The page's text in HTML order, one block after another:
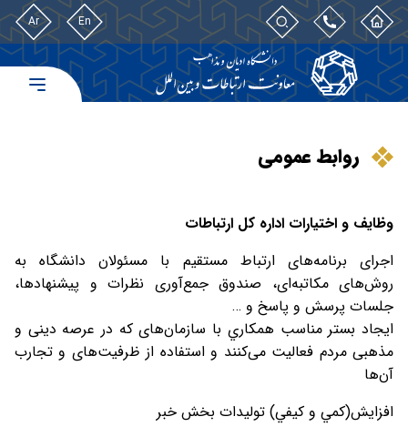
En
Ar
روابط عمومی
وظایف و اختیارات اداره کل ارتباطات
اجرای برنامه‌های ارتباط مستقیم با مسئولان دانشگاه به
روش‌های مکاتبه‌ای، صندوق جمع‌آوری نظرات و پیشنهادها،
جلسات پرسش و پاسخ و …
ايجاد بستر مناسب همكاري با سازما‌ن‌های که در عرصه دینی و
مذهبی مردم فعالیت می‌کنند و استفاده از ظرفیت‌های و تجارب
آن‌ها
افزايش(كمي و كيفي) توليدات بخش خبر